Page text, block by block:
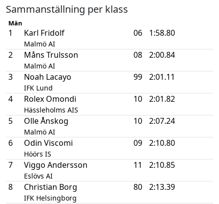
Sammanställning per klass
Män
1 Karl Fridolf
Malmö AI
06 1:58.80
2 Måns Trulsson
Malmö AI
08 2:00.84
3 Noah Lacayo
IFK Lund
99 2:01.11
4 Rolex Omondi
Hässleholms AIS
10 2:01.82
5 Olle Ånskog
Malmö AI
10 2:07.24
6 Odin Viscomi
Höörs IS
09 2:10.80
7 Viggo Andersson
Eslövs AI
11 2:10.85
8 Christian Borg
IFK Helsingborg
80 2:13.39